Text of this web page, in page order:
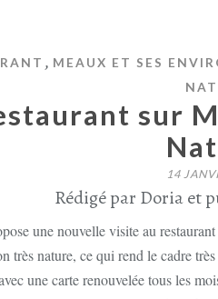
, MEAUX ET SES
sur
14
Rédigé par Doria et
une nouvelle visite au
très nature, ce qui rend le cadre
une carte renouvelée tous les